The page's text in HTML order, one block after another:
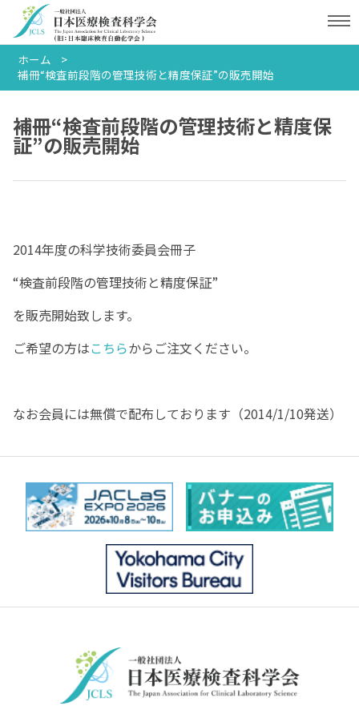
ホーム
補冊“検査前段階の管理技術と精度保証”の販売開始
補冊“検査前段階の管理技術と精度保
証”の販売開始
2014年度の科学技術委員会冊子
“検査前段階の管理技術と精度保証”
を販売開始致します。
ご希望の方はこちらからご注文ください。
なお会員には無償で配布しております（2014/1/10発送）